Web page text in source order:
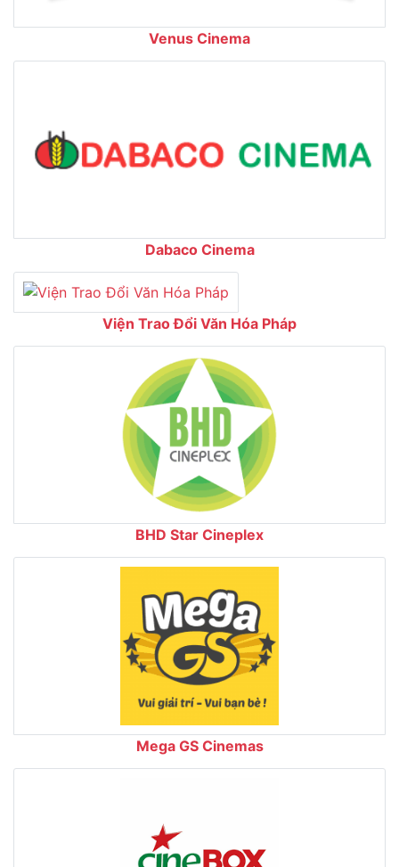
Venus Cinema
Dabaco Cinema
Viện Trao Đổi Văn Hóa Pháp
BHD Star Cineplex
Mega GS Cinemas